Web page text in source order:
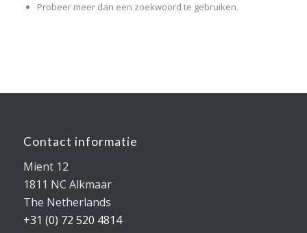
Probeer meer dan een zoekwoord te gebruiken.
Contact informatie
Mient 12
1811 NC Alkmaar
The Netherlands
+31 (0) 72 520 4814